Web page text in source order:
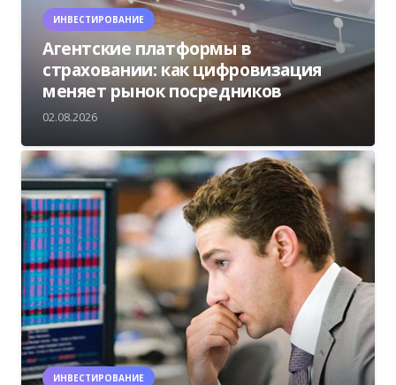
ИНВЕСТИРОВАНИЕ
Агентские платформы в
страховании: как цифровизация
меняет рынок посредников
02.08.2026
ИНВЕСТИРОВАНИЕ